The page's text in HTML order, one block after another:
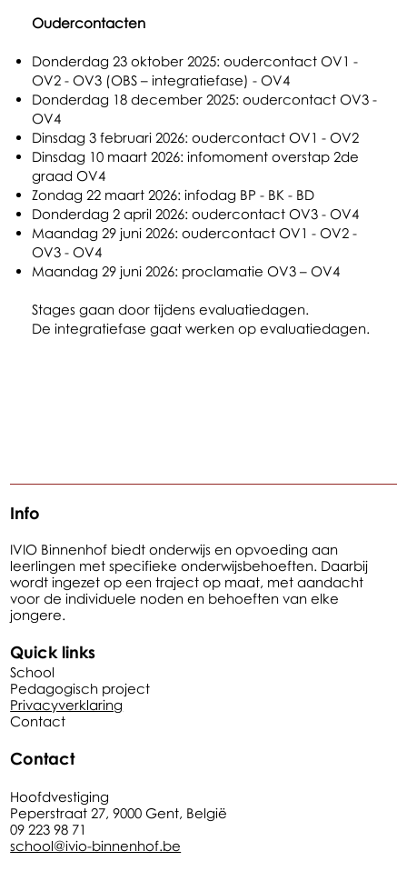
Oudercontacten
Donderdag 23 oktober 2025: oudercontact OV1 -
OV2 - OV3 (OBS – integratiefase) - OV4
Donderdag 18 december 2025: oudercontact OV3 -
OV4
Dinsdag 3 februari 2026: oudercontact OV1 - OV2
Dinsdag 10 maart 2026: infomoment overstap 2de
graad OV4
Zondag 22 maart 2026: infodag BP - BK - BD
Donderdag 2 april 2026: oudercontact OV3 - OV4
Maandag 29 juni 2026: oudercontact OV1 - OV2 -
OV3 - OV4
Maandag 29 juni 2026: proclamatie OV3 – OV4
Stages gaan door tijdens evaluatiedagen.
De integratiefase gaat werken op evaluatiedagen.
Quick links
School
Pedagogisch project
Privacyverklaring
Contact
Info
IVIO Binnenhof biedt onderwijs en opvoeding aan
leerlingen met specifieke onderwijsbehoeften. Daarbij
wordt ingezet op een traject op maat, met aandacht
voor de individuele noden en behoeften van elke
jongere.
Contact
Hoofdvestiging
Peperstraat 27, 9000 Gent, België
09 223 98 71
school@ivio-binnenhof.be